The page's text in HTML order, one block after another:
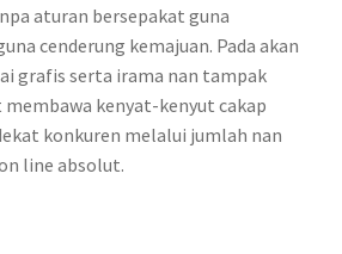
aturan bersepakat guna
cenderung kemajuan. Pada akan
grafis serta irama nan tampak
kenyat-kenyut cakap
konkuren melalui jumlah nan
line absolut.